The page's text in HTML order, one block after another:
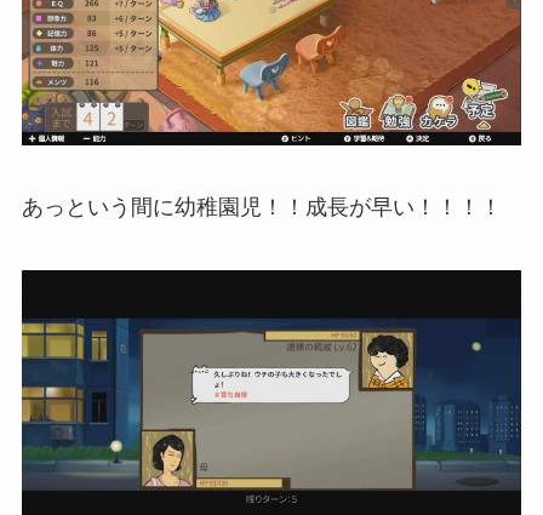
あっという間に幼稚園児！！成長が早い！！！！